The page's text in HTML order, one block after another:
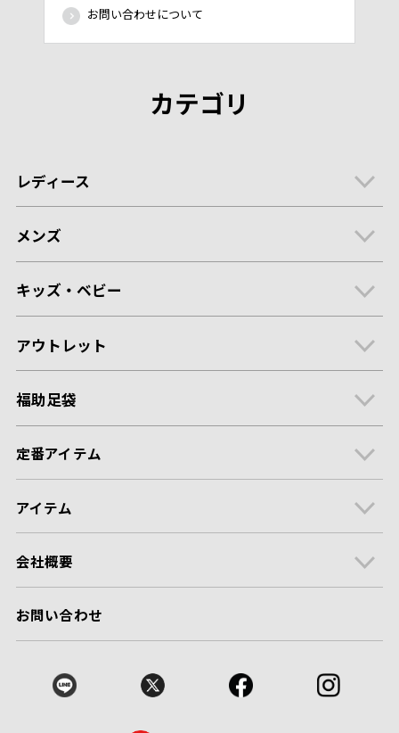
お問い合わせについて
カテゴリ
レディース
メンズ
キッズ・ベビー
アウトレット
福助足袋
定番アイテム
アイテム
会社概要
お問い合わせ